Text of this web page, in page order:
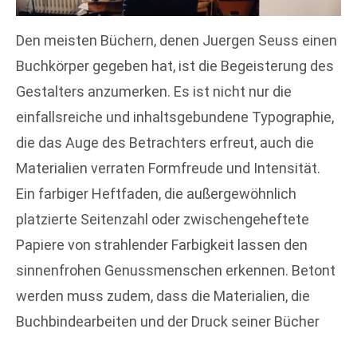
Den meisten Büchern, denen Juergen Seuss einen
Buchkörper gegeben hat, ist die Begeisterung des
Gestalters anzumerken. Es ist nicht nur die
einfallsreiche und inhaltsgebundene Typographie,
die das Auge des Betrachters erfreut, auch die
Materialien verraten Formfreude und Intensität.
Ein farbiger Heftfaden, die außergewöhnlich
platzierte Seitenzahl oder zwischengeheftete
Papiere von strahlender Farbigkeit lassen den
sinnenfrohen Genussmenschen erkennen. Betont
werden muss zudem, dass die Materialien, die
Buchbindearbeiten und der Druck seiner Bücher